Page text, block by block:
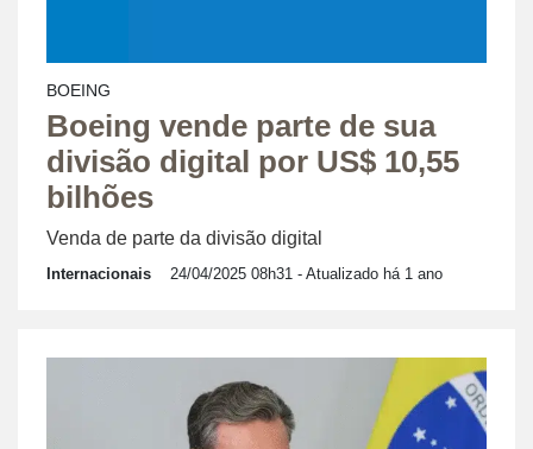
BOEING
Boeing vende parte de sua
divisão digital por US$ 10,55
bilhões
Venda de parte da divisão digital
Internacionais 24/04/2025 08h31 - Atualizado há 1 ano